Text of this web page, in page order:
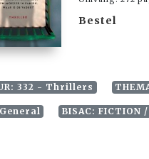
Bestel
332 - Thrillers
BISAC: